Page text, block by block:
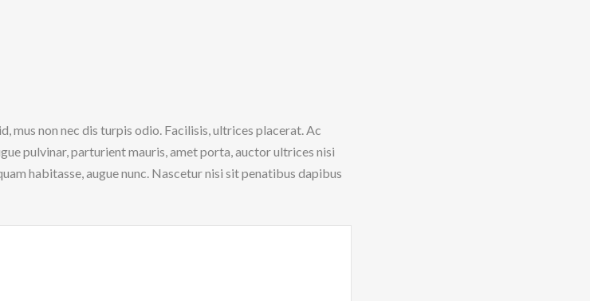
mus non nec dis turpis odio. Facilisis, ultrices placerat. Ac
pulvinar, parturient mauris, amet porta, auctor ultrices nisi
habitasse, augue nunc. Nascetur nisi sit penatibus dapibus